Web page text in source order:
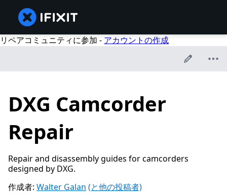
リペアコミュニティに参加 - アカウントの作成
DXG Camcorder
Repair
Repair and disassembly guides for camcorders
designed by DXG.
作成者: Walter Galan (と他の投稿者)